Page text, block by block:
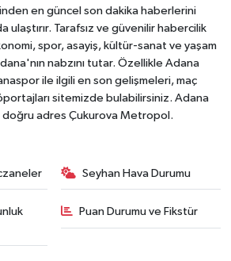
en güncel son dakika haberlerini
ulaştırır. Tarafsız ve güvenilir habercilik
spor, asayiş, kültür-sanat ve yaşam
nabzını tutar. Özellikle Adana
ile ilgili en son gelişmeleri, maç
sitemizde bulabilirsiniz. Adana
doğru adres Çukurova Metropol.
Seyhan Hava Durumu
Puan Durumu ve Fikstür